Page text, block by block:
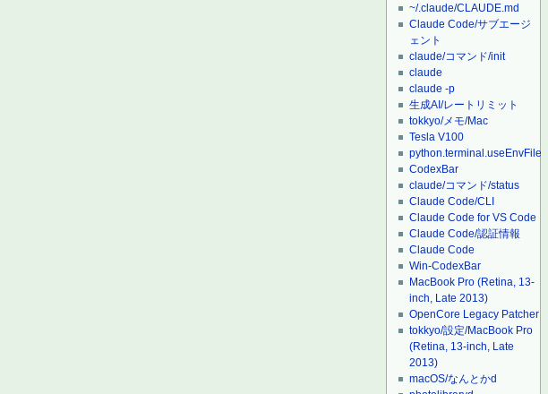
~/.claude/CLAUDE.md
Claude Code/サブエージ
ェント
claude/コマンド/init
claude
claude -p
生成AI/レートリミット
tokkyo/メモ/Mac
Tesla V100
python.terminal.useEnvFile
CodexBar
claude/コマンド/status
Claude Code/CLI
Claude Code for VS Code
Claude Code/認証情報
Claude Code
Win-CodexBar
MacBook Pro (Retina, 13-
inch, Late 2013)
OpenCore Legacy Patcher
tokkyo/設定/MacBook Pro
(Retina, 13-inch, Late
2013)
macOS/なんとかd